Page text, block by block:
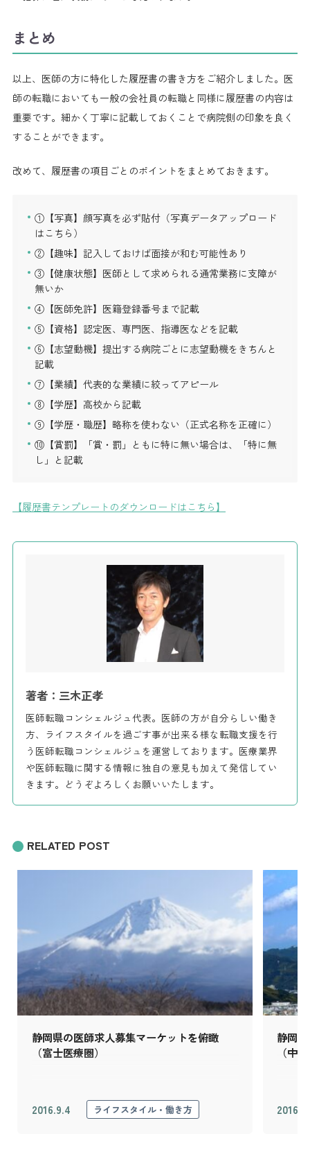
まとめ
以上、医師の方に特化した履歴書の書き方をご紹介しました。医
師の転職においても一般の会社員の転職と同様に履歴書の内容は
重要です。細かく丁寧に記載しておくことで病院側の印象を良く
することができます。
改めて、履歴書の項目ごとのポイントをまとめておきます。
①【写真】顔写真を必ず貼付（写真データアップロード
はこちら）
②【趣味】記入しておけば面接が和む可能性あり
③【健康状態】医師として求められる通常業務に支障が
無いか
④【医師免許】医籍登録番号まで記載
⑤【資格】認定医、専門医、指導医などを記載
⑥【志望動機】提出する病院ごとに志望動機をきちんと
記載
⑦【業績】代表的な業績に絞ってアピール
⑧【学歴】高校から記載
⑨【学歴・職歴】略称を使わない（正式名称を正確に）
⑩【賞罰】「賞・罰」ともに特に無い場合は、「特に無
し」と記載
【履歴書テンプレートのダウンロードはこちら】
著者：三木正孝
医師転職コンシェルジュ代表。医師の方が自分らしい働き
方、ライフスタイルを過ごす事が出来る様な転職支援を行
う医師転職コンシェルジュを運営しております。医療業界
や医師転職に関する情報に独自の意見も加えて発信してい
きます。どうぞよろしくお願いいたします。
RELATED POST
静岡県の医師求人募集マーケットを俯瞰
（富士医療圏）
2016.9.4 ライフスタイル・働き方
静岡
（中